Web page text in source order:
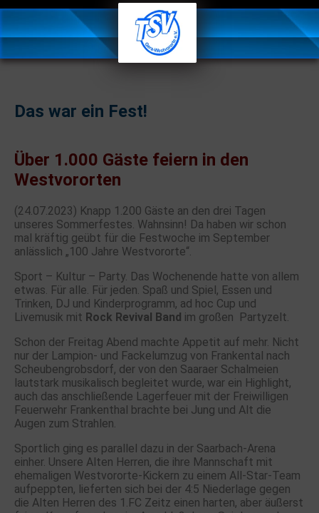
Das war ein Fest!
Über 1.000 Gäste feiern in den
Westvororten
(24.07.2023) Knapp 1.200 Gäste an den drei Tagen
unseres Sommerfestes. Wahnsinn! Da haben wir schon
mal kräftig geübt für die Festwoche im September
anlässlich „100 Jahre Westvororte“.
Sport – Kultur – Party. Das Wochenende hatte von allem
etwas. Für alle. Für jeden. Spaß und Spiel, Essen und
Trinken, DJ und Kinderprogramm, ad hoc Cup und
Livemusik mit Rock Revival Band im großen Partyzelt.
Schon der Freitag Abend machte Appetit auf mehr. Nicht
nur der Lampion- und Fackelumzug von Frankental nach
Scheubengrobsdorf, der von den Saaraer Schalmeien
lautstark musikalisch begleitet wurde, war ein Highlight,
auch das anschließende Lagerfeuer mit der Freiwilligen
Feuerwehr Frankenthal brachte bei Jung und Alt die
Augen zum Strahlen.
Sportlich ging es parallel dazu in der Saarbach-Arena
einher. Unsere Alten Herren, die ihre Mannschaft mit
ehemaligen Westvororte-Kickern zu einem All-Star-Team
aufpeppten, lieferten sich bei der 4:5 Niederlage gegen
die Alten Herren des 1.FC Zeitz einen harten, aber äußerst